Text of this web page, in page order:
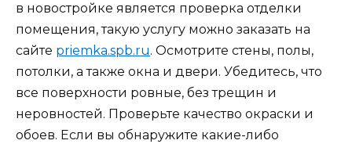
в новостройке является проверка отделки
помещения, такую услугу можно заказать на
сайте priemka.spb.ru. Осмотрите стены, полы,
потолки, а также окна и двери. Убедитесь, что
все поверхности ровные, без трещин и
неровностей. Проверьте качество окраски и
обоев. Если вы обнаружите какие-либо